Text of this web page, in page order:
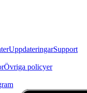
UppdateringarSupport
Övriga policyer